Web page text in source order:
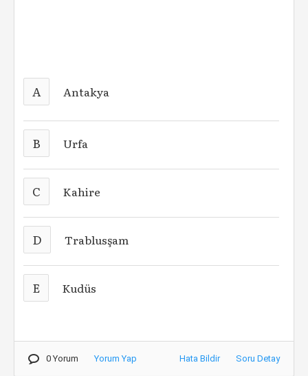
A Antakya
B Urfa
C Kahire
D Trablusşam
E Kudüs
0 Yorum Yorum Yap Hata Bildir Soru Detay